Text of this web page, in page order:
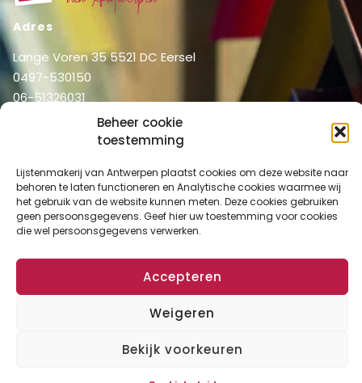
Beheer cookie
toestemming
Lijstenmakerij van Antwerpen plaatst cookies om deze website naar
behoren te laten functioneren en Analytische cookies waarmee wij
het gebruik van de website kunnen meten. Deze cookies gebruiken
geen persoonsgegevens. Geef hier uw toestemming voor cookies
die wel persoonsgegevens verwerken.
Accepteren
Weigeren
Bekijk voorkeuren
Adres
Lange Voren 35 5521 DC Eersel
0497-530150
06-51326031
info@lijstenmakerij vanantwerpen.nl
Home
Over ons
Diensten
Lijstenmakerij
Contact
Shop
Shop
Mijn account
Checkout
Copyright © 2024 Lijstenmakerij van Antwerpen. All rights reserved.
Disclaimer